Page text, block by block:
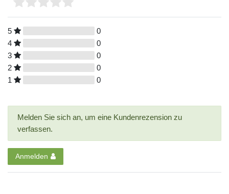
5
0
4
0
3
0
2
0
1
0
Melden Sie sich an, um eine Kundenrezension zu
verfassen.
Anmelden